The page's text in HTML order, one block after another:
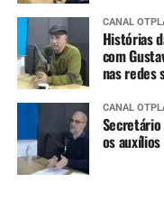
CANAL
Histórias
com
nas redes
CANAL
Secretário
os